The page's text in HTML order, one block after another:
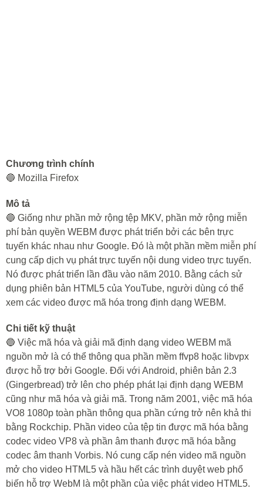
Chương trình chính
🔵 Mozilla Firefox
Mô tả
🔵 Giống như phần mở rộng tệp MKV, phần mở rộng miễn
phí bản quyền WEBM được phát triển bởi các bên trực
tuyến khác nhau như Google. Đó là một phần mềm miễn phí
cung cấp dịch vụ phát trực tuyến nội dung video trực tuyến.
Nó được phát triển lần đầu vào năm 2010. Bằng cách sử
dụng phiên bản HTML5 của YouTube, người dùng có thể
xem các video được mã hóa trong định dạng WEBM.
Chi tiết kỹ thuật
🔵 Việc mã hóa và giải mã định dạng video WEBM mã
nguồn mở là có thể thông qua phần mềm ffvp8 hoặc libvpx
được hỗ trợ bởi Google. Đối với Android, phiên bản 2.3
(Gingerbread) trở lên cho phép phát lại định dạng WEBM
cũng như mã hóa và giải mã. Trong năm 2001, việc mã hóa
VO8 1080p toàn phần thông qua phần cứng trở nên khả thi
bằng Rockchip. Phần video của tệp tin được mã hóa bằng
codec video VP8 và phần âm thanh được mã hóa bằng
codec âm thanh Vorbis. Nó cung cấp nén video mã nguồn
mở cho video HTML5 và hầu hết các trình duyệt web phổ
biến hỗ trợ WebM là một phần của việc phát video HTML5.